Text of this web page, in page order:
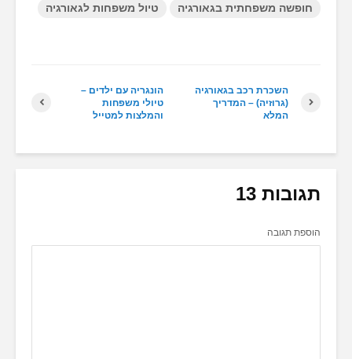
חופשה משפחתית בגאורגיה
טיול משפחות לגאורגיה
הונגריה עם ילדים –
טיולי משפחות
והמלצות למטייל
השכרת רכב בגאורגיה
(גרוזיה) – המדריך
המלא
תגובות 13
הוספת תגובה